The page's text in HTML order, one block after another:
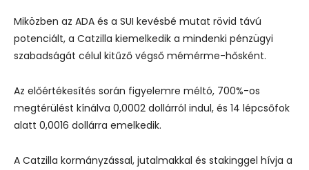
Miközben az ADA és a SUI kevésbé mutat rövid távú
potenciált, a Catzilla kiemelkedik a mindenki pénzügyi
szabadságát célul kitűző végső mémérme-hősként.
Az előértékesítés során figyelemre méltó, 700%-os
megtérülést kínálva 0,0002 dollárról indul, és 14 lépcsőfok
alatt 0,0016 dollárra emelkedik.
A Catzilla kormányzással, jutalmakkal és stakinggel hívja a